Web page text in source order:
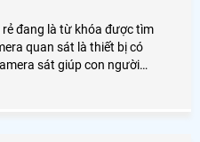
đang là từ khóa được tìm
quan sát là thiết bị có
sát giúp con người